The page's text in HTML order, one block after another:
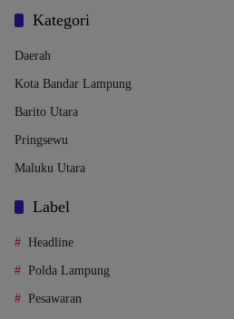
Kategori
Daerah
Kota Bandar Lampung
Barito Utara
Pringsewu
Maluku Utara
Label
Headline
Polda Lampung
Pesawaran